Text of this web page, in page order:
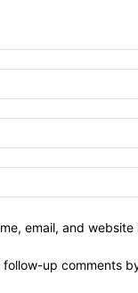
email, and
up comments